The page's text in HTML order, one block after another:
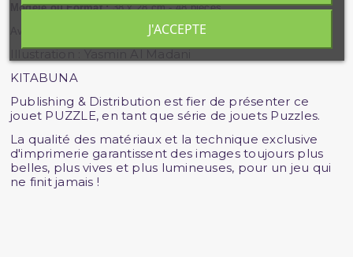
Modèle ou Format :38 x 28 cm - 48 pièces
Illustration : Yasmin Al Madani
KITABUNA
Publishing & Distribution est fier de présenter ce
jouet PUZZLE, en tant que série de jouets Puzzles.
La qualité des matériaux et la technique exclusive
d'imprimerie garantissent des images toujours plus
belles, plus vives et plus lumineuses, pour un jeu qui
ne finit jamais !
J'ACCEPTE